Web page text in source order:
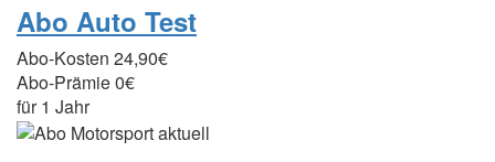
Abo Auto Test
Abo-Kosten 24,90€
Abo-Prämie0€
für 1 Jahr